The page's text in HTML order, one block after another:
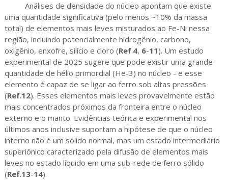
Análises de densidade do núcleo apontam que existe
uma quantidade significativa (pelo menos ~10% da massa
total) de elementos mais leves misturados ao Fe-Ni nessa
região, incluindo potencialmente hidrogênio, carbono,
oxigênio, enxofre, silício e cloro (Ref.4, 6-11). Um estudo
experimental de 2025 sugere que pode existir uma grande
quantidade de hélio primordial (He-3) no núcleo - e esse
elemento é capaz de se ligar ao ferro sob altas pressões
(Ref.12). Esses elementos mais leves provavelmente estão
mais concentrados próximos da fronteira entre o núcleo
externo e o manto. Evidências teórica e experimental nos
últimos anos inclusive suportam a hipótese de que o núcleo
interno não é um sólido normal, mas um estado intermediário
superiônico caracterizado pela difusão de elementos mais
leves no estado líquido em uma sub-rede de ferro sólido
(Ref.13-14).